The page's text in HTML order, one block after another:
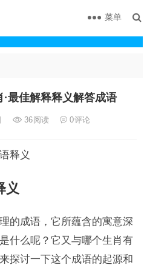
菜单
最佳解释释义解答成语
36阅读 0评论
释义
义
的成语，它所蕴含的寓意深
什么呢？它又与哪个生肖有
探讨一下这个成语的起源和